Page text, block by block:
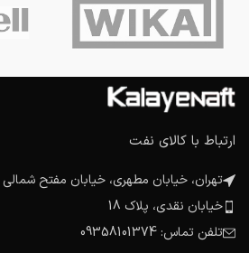
ارتباط با کالای نفت
تهران، خیابان مطهری، خیابان مفتح شمالی
خیابان نقدی، پلاک 18
تلفن تماس: 09358101374